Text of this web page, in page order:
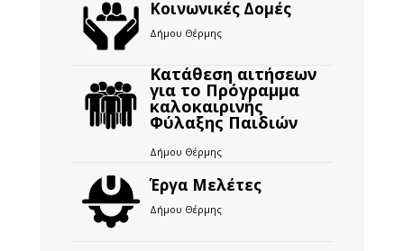
Κοινωνικές Δομές
Δήμου Θέρμης
Κατάθεση αιτήσεων
για το Πρόγραμμα
καλοκαιρινής
Φύλαξης Παιδιών
Δήμου Θέρμης
Έργα Μελέτες
Δήμου Θέρμης